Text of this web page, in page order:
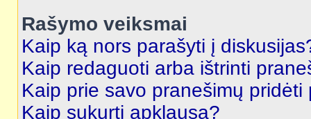
Rašymo veiksmai
Kaip ką nors parašyti į
Kaip redaguoti arba ištrinti
Kaip prie savo pranešimų pridėti
Kaip sukurti apklausą?